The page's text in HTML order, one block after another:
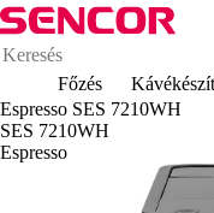
Főzés
Espresso SES 7210WH
SES 7210WH
Espresso